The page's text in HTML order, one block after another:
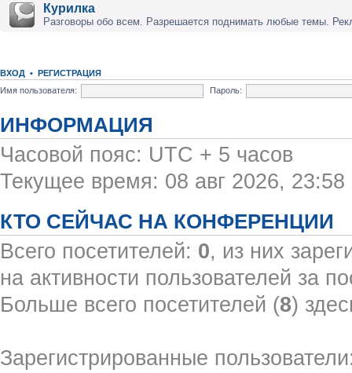
Курилка
Разговоры обо всем. Разрешается поднимать любые темы.
ВХОД • РЕГИСТРАЦИЯ
Имя пользователя:
Пароль:
ИНФОРМАЦИЯ
Часовой пояс: UTC + 5 часов
Текущее время: 08 авг 2026, 23:58
КТО СЕЙЧАС НА КОНФЕРЕНЦИИ
Всего посетителей: 0, из них
на активности пользователей за
Больше всего посетителей (8)
Зарегистрированные